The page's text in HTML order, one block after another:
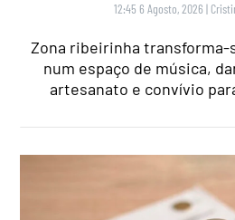
12:45 6 Agosto, 2026 |
Zona ribeirinha transforma-
num espaço de música,
artesanato e convívio